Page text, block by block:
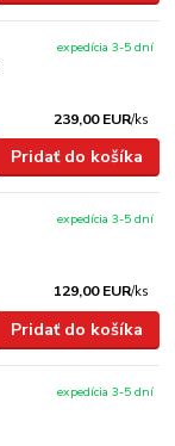
239,00 EUR/ks
expedícia 3-5 dní
Pridať do košíka
129,00 EUR/ks
expedícia 3-5 dní
Pridať do košíka
expedícia 3-5 dní